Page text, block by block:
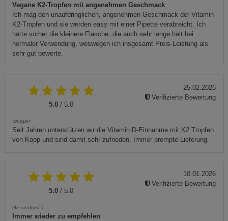
Vegane K2-Tropfen mit angenehmen Geschmack
Ich mag den unaufdringlichen, angenehmen Geschmack der Vitamin
K2-Tropfen und sie werden easy mit einer Pipette verabreicht. Ich
hatte vorher die kleinere Flasche, die auch sehr lange hält bei
normaler Verwendung, weswegen ich insgesamt Preis-Leistung als
sehr gut bewerte.
5.0 / 5.0
Würgler
Seit Jahren unterstützen wir die Vitamin D-Einnahme mit K2 Tropfen
von Kopp und sind damit sehr zufrieden, Immer prompte Lieferung.
25.02.2026
Verifizierte Bewertung
5.0 / 5.0
Gesundheit-1
Immer wieder zu empfehlen
10.01.2026
Verifizierte Bewertung